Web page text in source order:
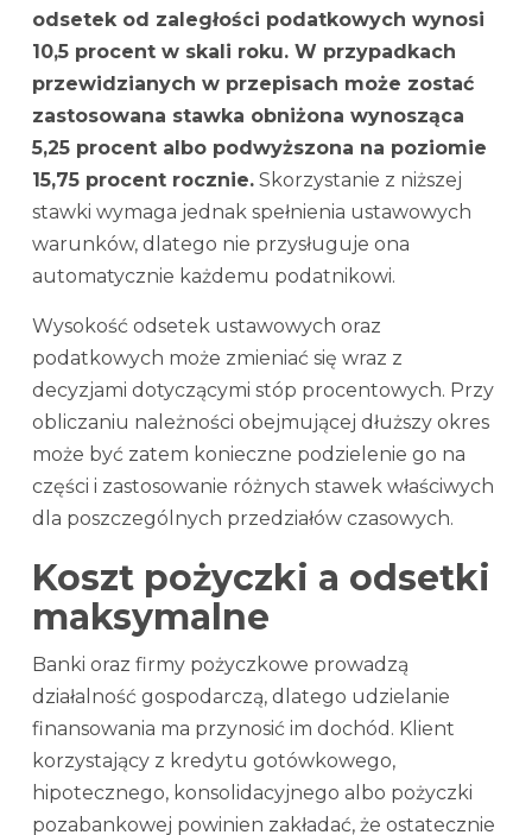
odsetek od zaległości podatkowych wynosi
10,5 procent w skali roku. W przypadkach
przewidzianych w przepisach może zostać
zastosowana stawka obniżona wynosząca
5,25 procent albo podwyższona na poziomie
15,75 procent rocznie. Skorzystanie z niższej
stawki wymaga jednak spełnienia ustawowych
warunków, dlatego nie przysługuje ona
automatycznie każdemu podatnikowi.
Wysokość odsetek ustawowych oraz
podatkowych może zmieniać się wraz z
decyzjami dotyczącymi stóp procentowych. Przy
obliczaniu należności obejmującej dłuższy okres
może być zatem konieczne podzielenie go na
części i zastosowanie różnych stawek właściwych
dla poszczególnych przedziałów czasowych.
Koszt pożyczki a odsetki
maksymalne
Banki oraz firmy pożyczkowe prowadzą
działalność gospodarczą, dlatego udzielanie
finansowania ma przynosić im dochód. Klient
korzystający z kredytu gotówkowego,
hipotecznego, konsolidacyjnego albo pożyczki
pozabankowej powinien zakładać, że ostatecznie